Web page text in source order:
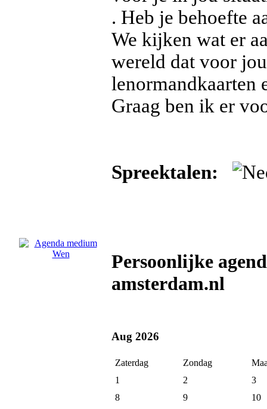
. Heb je behoefte
We kijken wat er
wereld dat voor
lenormandkaarten
Graag ben ik er
Spreektalen:
Persoonlijke
amsterdam.nl
Aug 2026
Zaterdag Zondag
1
2
3
8
9
10